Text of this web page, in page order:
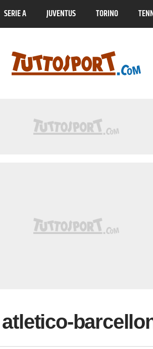
SERIE A JUVENTUS TORINO